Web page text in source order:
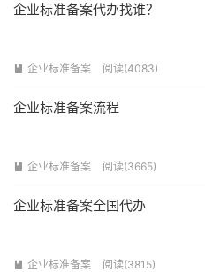
企业标准备案代办找谁？
 企业标准备案 阅读(4083)
企业标准备案流程
 企业标准备案 阅读(3665)
企业标准备案全国代办
 企业标准备案 阅读(3815)